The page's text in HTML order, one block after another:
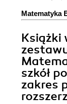
Matematyka
Książki
szkół
zakres